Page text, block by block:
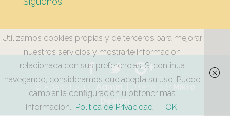
Admin. | Diseño por
Utilizamos cookies propias y de terceros para mejorar
nuestros servicios y mostrarle información
relacionada con sus preferencias. Si continua
navegando, consideramos que acepta su uso. Puede
cambiar la configuración u obtener más
información. Política de Privacidad OK!